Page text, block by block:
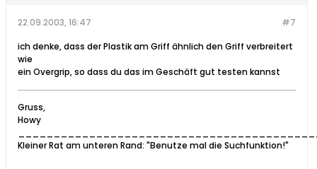
#7
22.09.2003, 16:47
ich denke, dass der Plastik am Griff ähnlich den Griff verbreitert
wie
ein Overgrip, so dass du das im Geschäft gut testen kannst
Gruss,
Howy
Kleiner Rat am unteren Rand: "Benutze mal die Suchfunktion!"